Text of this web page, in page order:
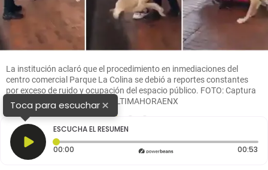
La institución aclaró que el procedimiento en inmediaciones del
centro comercial Parque La Colina se debió a reportes constantes
por exceso de ruido y ocupación del espacio público. FOTO: Captura
de video de redes sociales @ULTIMAHORAENX
Toca para escuchar×
ESCUCHA EL RESUMEN
00:00 Tiempo transcurrido: 0 segundos 00:53